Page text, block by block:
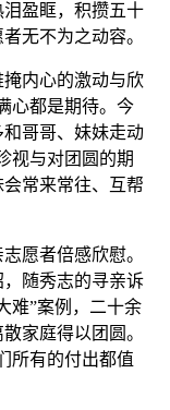
盈眶，积攒五十
无不为之动容。
内心的激动与欣
心都是期待。今
哥哥、妹妹走动
视与对团圆的期
常来常往、互帮
愿者倍感欣慰。
随秀志的寻亲诉
难”案例，二十余
家庭得以团圆。
所有的付出都值